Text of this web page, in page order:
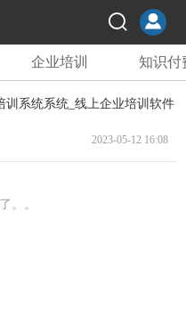
企业培训 知识付
训系统系统_线上企业培训软件
2023-05-12 16:08
。。